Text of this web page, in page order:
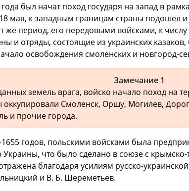
был начат поход государя на запад в
мая, к западным границам страны подошел
же период, его передовыми войсками, к
и отряды, состоящие из украинских
освобождения смоленских и новгород-
Замечание 1
земель врага, войско начало поход на
оккупировали Смоленск, Оршу, Могилев,
и прочие города.
годов, польскими войсками была
что было сделано в союзе с
благодаря усилиям русско-
и В. Б. Шереметьев.